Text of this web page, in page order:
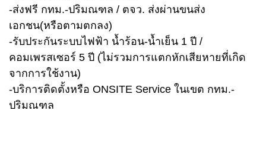
-ส่งฟรี กทม.-ปริมณฑล / ตจว. ส่งผ่านขนส่ง
เอกชน(หรือตามตกลง)
-รับประกันระบบไฟฟ้า น้ำร้อน-น้ำเย็น 1 ปี /
คอมเพรสเซอร์ 5 ปี (ไม่รวมการแตกหักเสียหายที่เกิด
จากการใช้งาน)
-บริการติดตั้งหรือ ONSITE Service ในเขต กทม.-
ปริมณฑล